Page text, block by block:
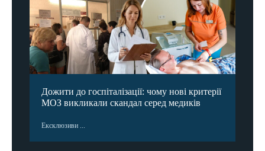
Дожити до госпіталізації: чому нові критерії
МОЗ викликали скандал серед медиків
Ексклюзиви ...